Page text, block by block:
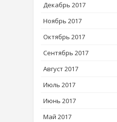
Декабрь 2017
Ноябрь 2017
Октябрь 2017
Сентябрь 2017
Август 2017
Июль 2017
Июнь 2017
Май 2017